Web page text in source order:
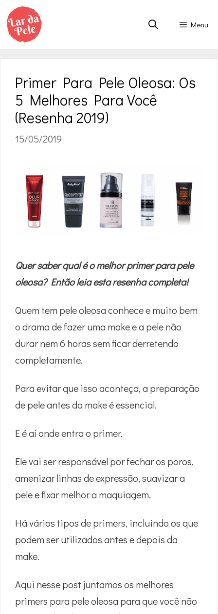
Pular
para
Menu
Primer Para Pele Oleosa: Os
5 Melhores Para Você
(Resenha 2019)
15/05/2019
Quer saber qual é o melhor primer para pele
oleosa? Então leia esta resenha completa!
Quem tem pele oleosa conhece e muito bem
o drama de fazer uma make e a pele não
durar nem 6 horas sem ficar derretendo
completamente.
Para evitar que isso aconteça, a preparação
de pele antes da make é essencial.
E é aí onde entra o primer.
Ele vai ser responsável por fechar os poros,
amenizar linhas de expressão, suavizar a
pele e fixar melhor a maquiagem.
Há vários tipos de primers, incluindo os que
podem ser utilizados antes e depois da
make.
Aqui nesse post juntamos os melhores
primers para pele oleosa para que você não